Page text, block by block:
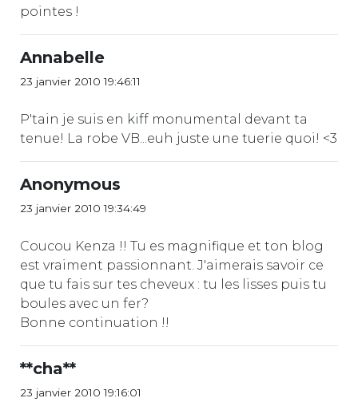
pointes !
Annabelle
23 janvier 2010 19:46:11
P'tain je suis en kiff monumental devant ta
tenue! La robe VB...euh juste une tuerie quoi! <3
Anonymous
23 janvier 2010 19:34:49
Coucou Kenza !! Tu es magnifique et ton blog
est vraiment passionnant. J'aimerais savoir ce
que tu fais sur tes cheveux : tu les lisses puis tu
boules avec un fer?
Bonne continuation !!
**cha**
23 janvier 2010 19:16:01